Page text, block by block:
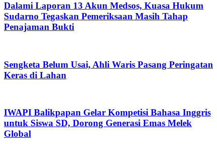
Dalami Laporan 13 Akun Medsos, Kuasa Hukum
Sudarno Tegaskan Pemeriksaan Masih Tahap
Penajaman Bukti
Sengketa Belum Usai, Ahli Waris Pasang Peringatan
Keras di Lahan
IWAPI Balikpapan Gelar Kompetisi Bahasa Inggris
untuk Siswa SD, Dorong Generasi Emas Melek
Global